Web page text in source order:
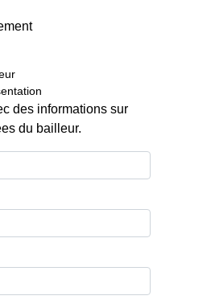
des informations sur
du bailleur.